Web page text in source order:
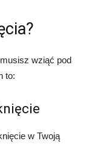
wziąć pod
to:
w Twoją